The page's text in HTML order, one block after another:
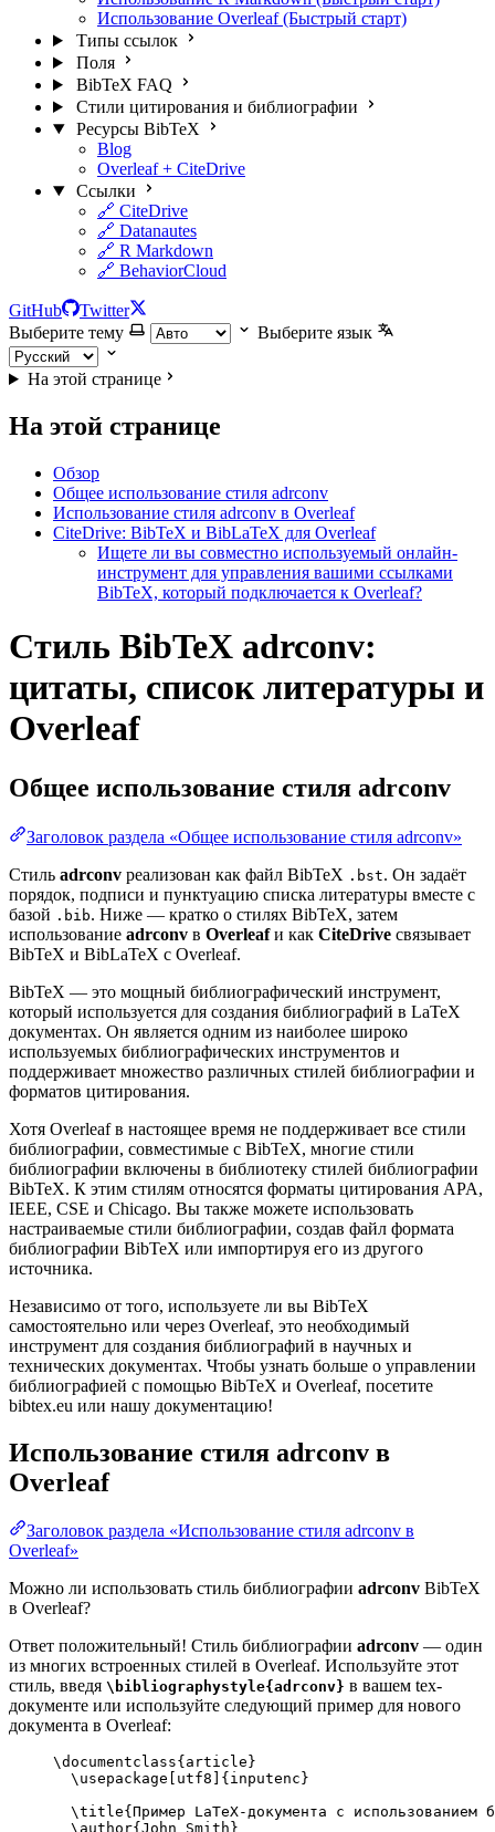
Использование Overleaf (Быстрый старт)
Типы ссылок
Поля
BibTeX FAQ
Стили цитирования и библиографии
Ресурсы BibTeX
Blog
Overleaf + CiteDrive
Ссылки
🔗 CiteDrive
🔗 Datanautes
🔗 R Markdown
🔗 BehaviorCloud
GitHub
Twitter
Выберите тему
Выберите язык
На этой странице
На этой странице
Обзор
Общее использование стиля adrconv
Использование стиля adrconv в Overleaf
CiteDrive: BibTeX и BibLaTeX для Overleaf
Ищете ли вы совместно используемый онлайн-
инструмент для управления вашими ссылками
BibTeX, который подключается к Overleaf?
Стиль BibTeX adrconv:
цитаты, список литературы и
Overleaf
Общее использование стиля adrconv
Заголовок раздела «Общее использование стиля adrconv»
Стиль adrconv реализован как файл BibTeX .bst. Он задаёт
порядок, подписи и пунктуацию списка литературы вместе с
базой .bib. Ниже — кратко о стилях BibTeX, затем
использование adrconv в Overleafи как CiteDrive связывает
BibTeX и BibLaTeX с Overleaf.
BibTeX — это мощный библиографический инструмент,
который используется для создания библиографий в LaTeX
документах. Он является одним из наиболее широко
используемых библиографических инструментов и
поддерживает множество различных стилей библиографии и
форматов цитирования.
Хотя Overleaf в настоящее время не поддерживает все стили
библиографии, совместимые с BibTeX, многие стили
библиографии включены в библиотеку стилей библиографии
BibTeX. К этим стилям относятся форматы цитирования APA,
IEEE, CSE и Chicago. Вы также можете использовать
настраиваемые стили библиографии, создав файл формата
библиографии BibTeX или импортируя его из другого
источника.
Независимо от того, используете ли вы BibTeX
самостоятельно или через Overleaf, это необходимый
инструмент для создания библиографий в научных и
технических документах. Чтобы узнать больше о управлении
библиографией с помощью BibTeX и Overleaf, посетите
bibtex.eu или нашу документацию!
Использование стиля adrconv в
Overleaf
Заголовок раздела «Использование стиля adrconv в
Overleaf»
Можно ли использовать стиль библиографии adrconv BibTeX
в Overleaf?
Ответ положительный! Стиль библиографии adrconv — один
из многих встроенных стилей в Overleaf. Используйте этот
стиль, введя \bibliographystyle{adrconv} в вашем tex-
документе или используйте следующий пример для нового
документа в Overleaf:
\documentclass{ article }
\usepackage
utf8 ]{ inputenc }
\title{Пример LaTeX-документа с использованием
\author{John Smith}